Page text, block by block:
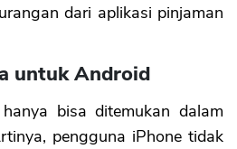
dari aplikasi pinjaman
untuk Android
bisa ditemukan dalam
pengguna iPhone tidak